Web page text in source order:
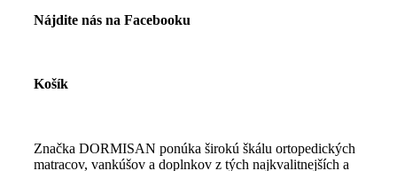
Nájdite nás na Facebooku
Košík
Značka DORMISAN ponúka širokú škálu ortopedických
matracov, vankúšov a doplnkov z tých najkvalitnejších a